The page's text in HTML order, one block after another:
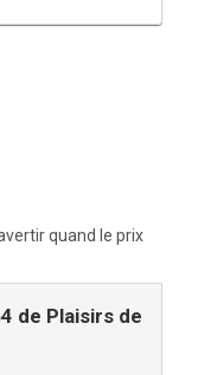
quand le prix
de Plaisirs de